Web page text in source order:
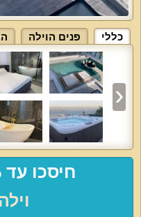
כללי פנים הוילה
חיסכו עד 50% בהזמנת: